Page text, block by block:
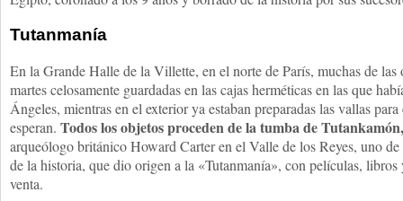
Tutanmanía
En la Grande Halle de la Villette, en el norte de París, muchas de las
martes celosamente guardadas en las cajas herméticas en las que
Ángeles, mientras en el exterior ya estaban preparadas las vallas
esperan. Todos los objetos proceden de la tumba de
arqueólogo británico Howard Carter en el Valle de los Reyes, uno
de la historia, que dio origen a la «Tutanmanía», con películas,
venta.